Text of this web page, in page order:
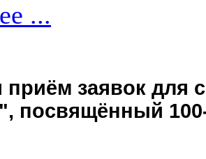
...
заявок для
посвящённый